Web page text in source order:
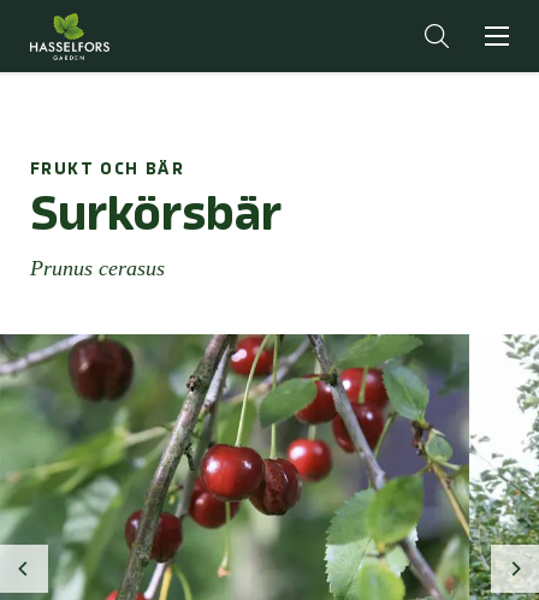
FRUKT OCH BÄR
Surkörsbär
Prunus cerasus